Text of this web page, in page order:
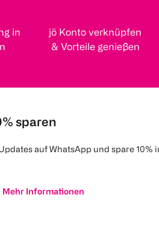
in
jö Konto verknüpfen
& Vorteile genießen
sparen
auf WhatsApp und spare 10%
Mehr Informationen